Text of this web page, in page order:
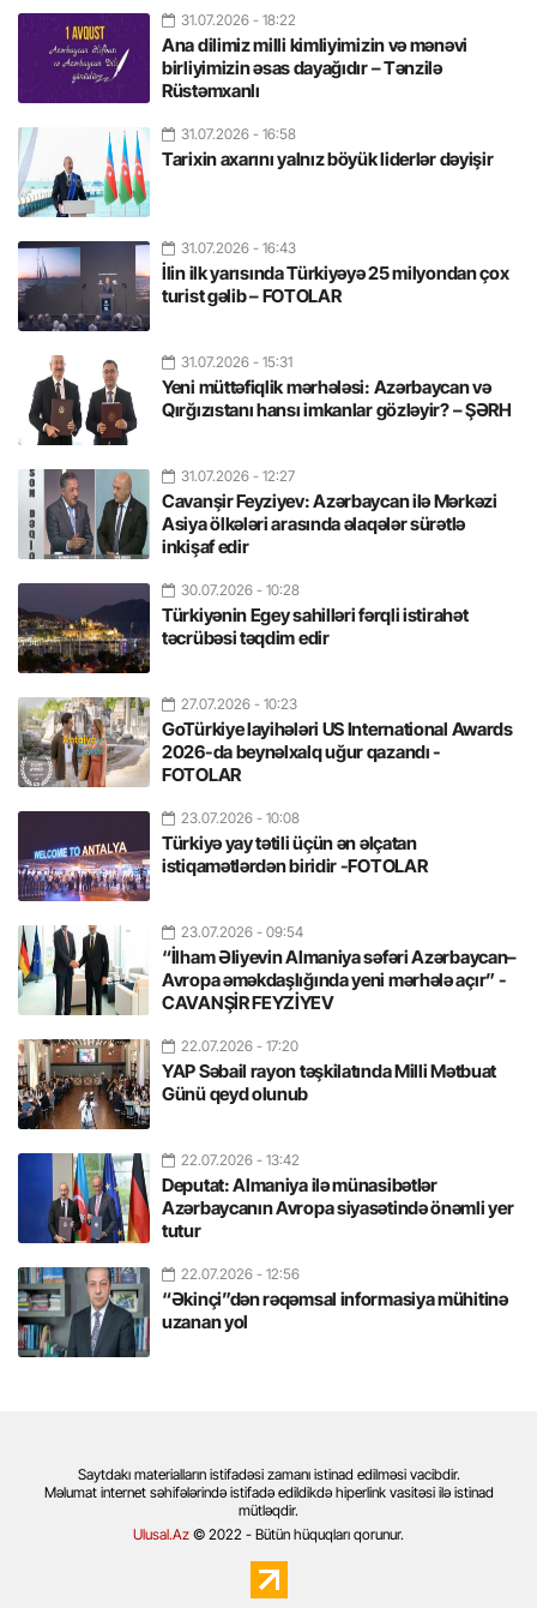
31.07.2026 - 18:22
Ana dilimiz milli kimliyimizin və mənəvi
birliyimizin əsas dayağıdır – Tənzilə
Rüstəmxanlı
31.07.2026 - 16:58
Tarixin axarını yalnız böyük liderlər dəyişir
31.07.2026 - 16:43
İlin ilk yarısında Türkiyəyə 25 milyondan çox
turist gəlib – FOTOLAR
31.07.2026 - 15:31
Yeni müttəfiqlik mərhələsi: Azərbaycan və
Qırğızıstanı hansı imkanlar gözləyir? – ŞƏRH
31.07.2026 - 12:27
Cavanşir Feyziyev: Azərbaycan ilə Mərkəzi
Asiya ölkələri arasında əlaqələr sürətlə
inkişaf edir
30.07.2026 - 10:28
Türkiyənin Egey sahilləri fərqli istirahət
təcrübəsi təqdim edir
27.07.2026 - 10:23
GoTürkiye layihələri US International Awards
2026-da beynəlxalq uğur qazandı -
FOTOLAR
23.07.2026 - 10:08
Türkiyə yay tətili üçün ən əlçatan
istiqamətlərdən biridir -FOTOLAR
23.07.2026 - 09:54
“İlham Əliyevin Almaniya səfəri Azərbaycan–
Avropa əməkdaşlığında yeni mərhələ açır” -
CAVANŞİR FEYZİYEV
22.07.2026 - 17:20
YAP Səbail rayon təşkilatında Milli Mətbuat
Günü qeyd olunub
22.07.2026 - 13:42
Deputat: Almaniya ilə münasibətlər
Azərbaycanın Avropa siyasətində önəmli yer
tutur
22.07.2026 - 12:56
“Əkinçi”dən rəqəmsal informasiya mühitinə
uzanan yol
Saytdakı materialların istifadəsi zamanı istinad edilməsi vacibdir.
Məlumat internet səhifələrində istifadə edildikdə hiperlink vasitəsi ilə istinad
mütləqdir.
Ulusal.Az © 2022 - Bütün hüquqları qorunur.